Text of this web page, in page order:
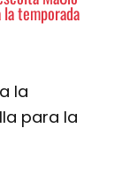
temporada
la
para la